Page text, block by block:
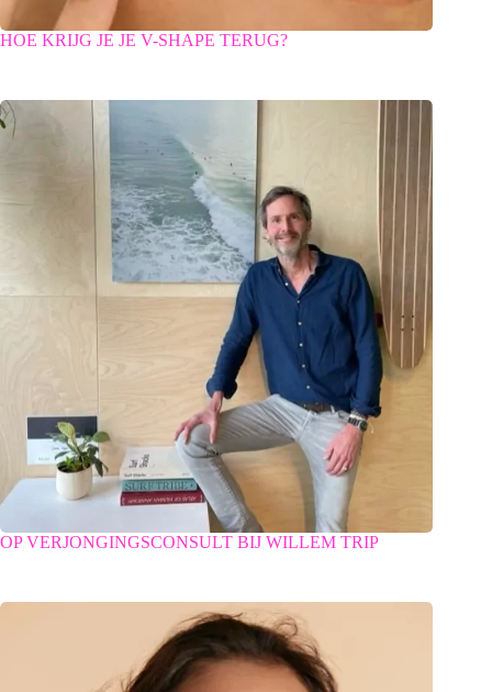
HOE KRIJG JE JE V-SHAPE TERUG?
OP VERJONGINGSCONSULT BIJ WILLEM TRIP